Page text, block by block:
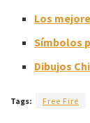
Los
Símbolos
Dibujos
Tags: Free Fire